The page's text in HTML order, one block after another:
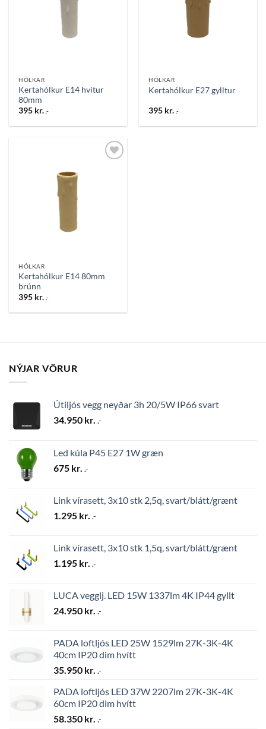
HÓLKAR
Kertahólkur E14 hvítur
80mm
395 kr. .-
HÓLKAR
Kertahólkur E27 gylltur
395 kr. .-
HÓLKAR
Kertahólkur E14 80mm
brúnn
395 kr. .-
NÝJAR VÖRUR
Útiljós vegg neyðar 3h 20/5W IP66 svart
34.950 kr. .-
Led kúla P45 E27 1W græn
675 kr. .-
Link vírasett, 3x10 stk 2,5q, svart/blátt/grænt
1.295 kr. .-
Link vírasett, 3x10 stk 1,5q, svart/blátt/grænt
1.195 kr. .-
LUCA vegglj. LED 15W 1337lm 4K IP44 gyllt
24.950 kr. .-
PADA loftljós LED 25W 1529lm 27K-3K-4K
40cm IP20 dim hvítt
35.950 kr. .-
PADA loftljós LED 37W 2207lm 27K-3K-4K
60cm IP20 dim hvítt
58.350 kr. .-